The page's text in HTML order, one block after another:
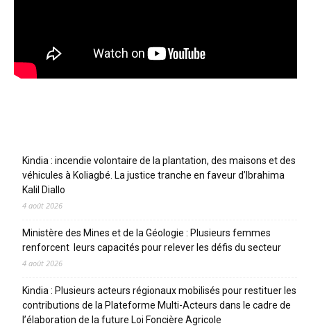
Kindia : incendie volontaire de la plantation, des maisons et des
véhicules à Koliagbé. La justice tranche en faveur d’Ibrahima
Kalil Diallo
4 août 2026
Ministère des Mines et de la Géologie : Plusieurs femmes
renforcent leurs capacités pour relever les défis du secteur
4 août 2026
Kindia : Plusieurs acteurs régionaux mobilisés pour restituer les
contributions de la Plateforme Multi-Acteurs dans le cadre de
l’élaboration de la future Loi Foncière Agricole